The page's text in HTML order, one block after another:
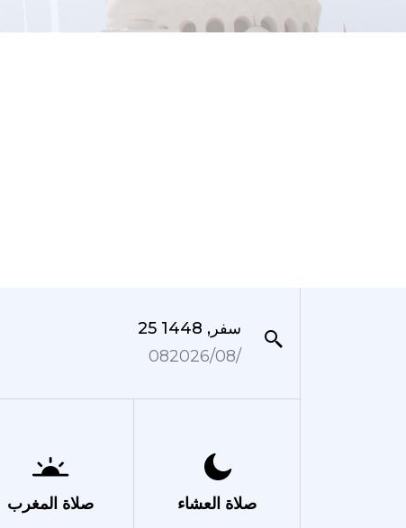
25 سفر, 1448
08‏/08‏/2026
صلاة المغرب صلاة العشاء